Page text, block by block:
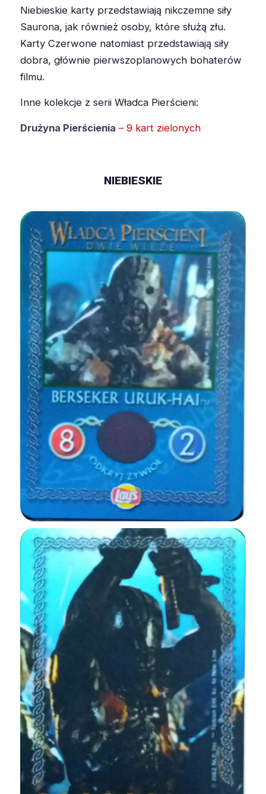
Niebieskie karty przedstawiają nikczemne siły
Saurona, jak również osoby, które służą złu.
Karty Czerwone natomiast przedstawiają siły
dobra, głównie pierwszoplanowych bohaterów
filmu.
Inne kolekcje z serii Władca Pierścieni:
Drużyna Pierścienia – 9 kart zielonych
NIEBIESKIE